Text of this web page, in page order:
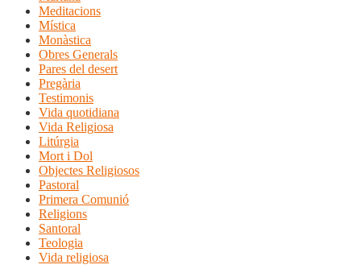
Meditacions
Mística
Monàstica
Obres Generals
Pares del desert
Pregària
Testimonis
Vida quotidiana
Vida Religiosa
Litúrgia
Mort i Dol
Objectes Religiosos
Pastoral
Primera Comunió
Religions
Santoral
Teologia
Vida religiosa